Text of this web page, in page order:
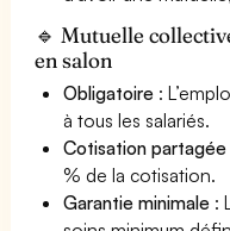
🔹 Mutuelle
en salon
Obligatoire :
à tous les salariés.
Cotisation partagée
% de la cotisation.
Garantie minimale :